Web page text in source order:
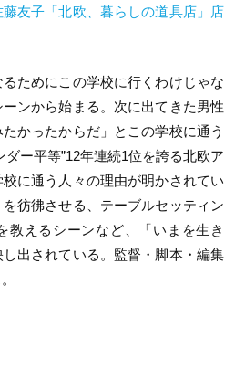
藤友子「北欧、暮らしの道具店」店
ためにこの学校に行くわけじゃな
ンから始まる。次に出てきた男性
かったからだ」とこの学校に通う
ー平等”12年連続1位を誇る北欧ア
に通う人々の理由が明かされてい
彷彿させる、テーブルセッティン
教えるシーンなど、「いまを生き
出されている。監督・脚本・編集